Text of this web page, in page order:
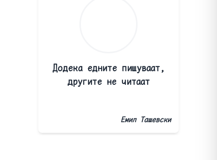
Додека едните пишуваат,
другите не читаат
Емил Ташевски